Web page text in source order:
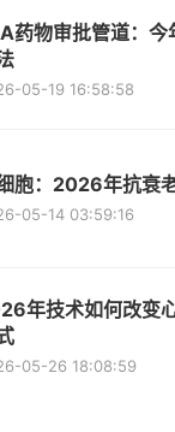
药物审批管道：
05-19 16:58:58
胞：2026年抗衰
05-14 03:59:16
年技术如何改变
05-26 18:08:59